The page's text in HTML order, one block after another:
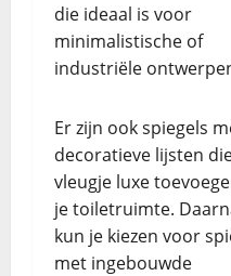
die ideaal is voor
minimalistische of
industriële
Er zijn ook spiegels
decoratieve lijsten
vleugje luxe
je toiletruimte.
kun je kiezen voor
met ingebouwde